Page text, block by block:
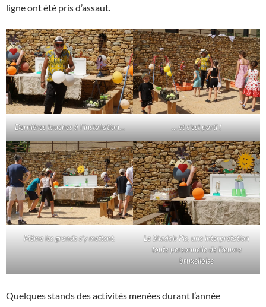
ligne ont été pris d’assaut.
Dernières touches à l’installation… … et c’est parti !
Même les grands s’y mettent. LeShadok-Pis,une interprétation
toute personnelle de l’œuvre
bruxelloise
Quelques stands des activités menées durant l’année